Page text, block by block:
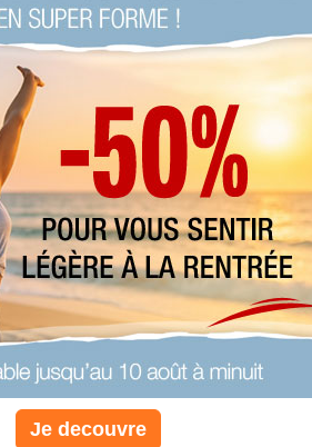
pour maigrir et être bien dans
PLUS
SANTÉ
PLUS
je préfère le régime gratuit
Je decouvre